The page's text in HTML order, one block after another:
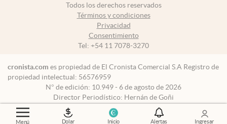
Menú Dolar Inicio Alertas Ingresar
Todos los derechos reservados
Términos y condiciones
Privacidad
Consentimiento
Tel: +54 11 7078-3270
cronista.com es propiedad de El Cronista Comercial S.A Registro de
propiedad intelectual: 56576959
N° de edición: 10.949 - 6 de agosto de 2026
Director Periodístico: Hernán de Goñi